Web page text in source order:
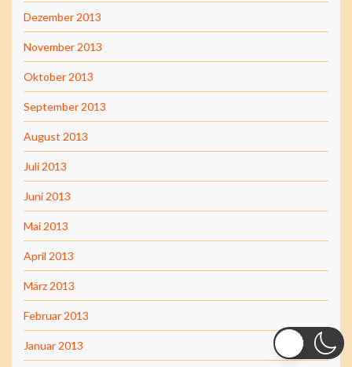
Dezember 2013
November 2013
Oktober 2013
September 2013
August 2013
Juli 2013
Juni 2013
Mai 2013
April 2013
März 2013
Februar 2013
Januar 2013